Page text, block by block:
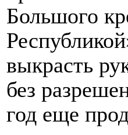
Большого
выкрасть
без
год еще